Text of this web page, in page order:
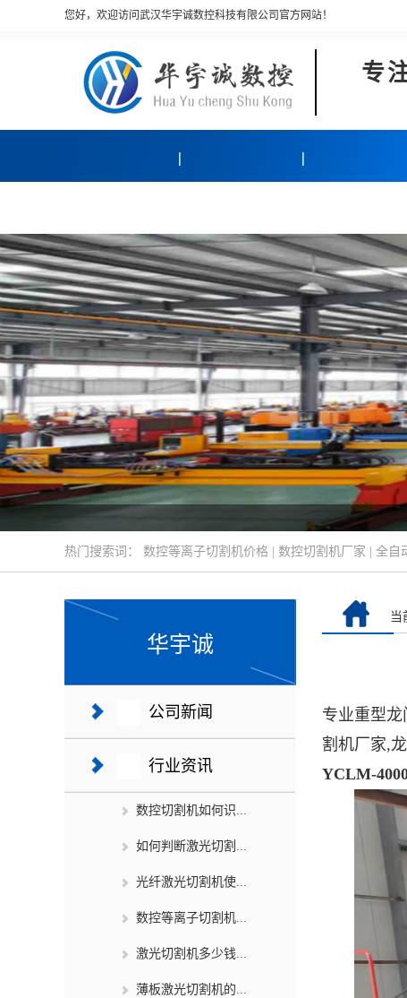
您好，欢迎访问武汉华宇诚数控科技有限公司官方网站！
专
热门搜索词： 数控等离子切割机价格 数控切割机厂家 全自
华宇诚
公司新闻
行业资讯
数控切割机如何识...
如何判断激光切割...
光纤激光切割机使...
数控等离子切割机...
激光切割机多少钱...
薄板激光切割机的...
当
专业重型
割机厂家,
YCLM-